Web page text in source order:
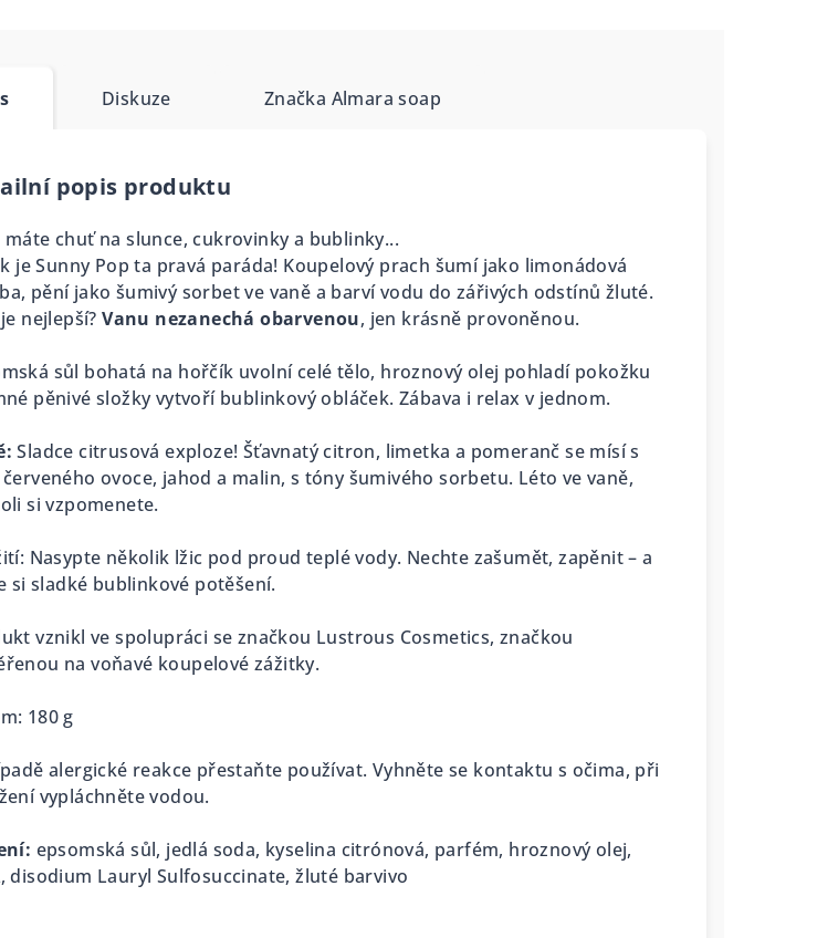
Diskuze Značka Almara soap
popis produktu
máte chuť na slunce, cukrovinky a bublinky...
je Sunny Pop ta pravá paráda! Koupelový prach šumí jako limonádová
pění jako šumivý sorbet ve vaně a barví vodu do zářivých odstínů žluté.
nejlepší?Vanu nezanechá obarvenou, jen krásně provoněnou.
sůl bohatá na hořčík uvolní celé tělo, hroznový olej pohladí pokožku
pěnivé složky vytvoří bublinkový obláček. Zábava i relax v jednom.
Sladce citrusová exploze! Šťavnatý citron, limetka a pomeranč se mísí s
ovoce, jahod a malin, s tóny šumivého sorbetu. Léto ve vaně,
si vzpomenete.
Nasypte několik lžic pod proud teplé vody. Nechte zašumět, zapěnit – a
si sladké bublinkové potěšení.
vznikl ve spolupráci se značkou Lustrous Cosmetics, značkou
na voňavé koupelové zážitky.
180 g
alergické reakce přestaňte používat. Vyhněte se kontaktu s očima, při
vypláchněte vodou.
epsomská sůl, jedlá soda, kyselina citrónová, parfém, hroznový olej,
disodium Lauryl Sulfosuccinate, žluté barvivo